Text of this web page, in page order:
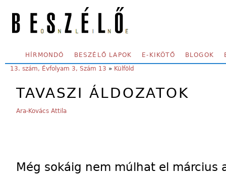
SECONDARY MENU
HÍRMONDÓ BESZÉLŐ LAPOK E-KIKÖTŐ BLOGOK
YOU ARE HERE:
13. szám, Évfolyam 3, Szám 13 » Külföld
TAVASZI ÁLDOZATOK
Ara-Kovács Attila
Még sokáig nem múlhat el március